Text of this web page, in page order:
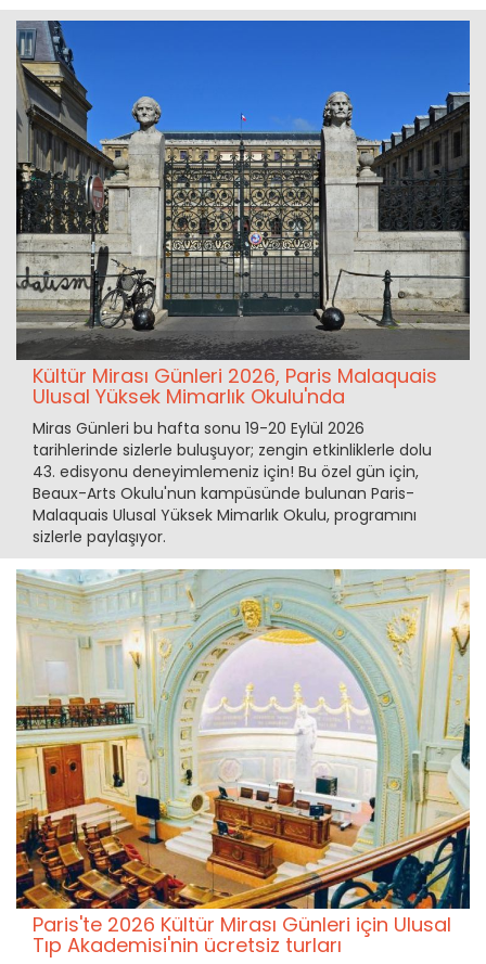
Kültür Mirası Günleri 2026, Paris Malaquais
Ulusal Yüksek Mimarlık Okulu'nda
Miras Günleri bu hafta sonu 19-20 Eylül 2026
tarihlerinde sizlerle buluşuyor; zengin etkinliklerle dolu
43. edisyonu deneyimlemeniz için! Bu özel gün için,
Beaux-Arts Okulu'nun kampüsünde bulunan Paris-
Malaquais Ulusal Yüksek Mimarlık Okulu, programını
sizlerle paylaşıyor.
Paris'te 2026 Kültür Mirası Günleri için Ulusal
Tıp Akademisi'nin ücretsiz turları